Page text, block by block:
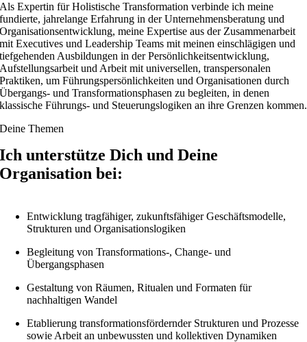
Als Expertin für Holistische Transformation verbinde ich meine
fundierte, jahrelange Erfahrung in der Unternehmensberatung und
Organisationsentwicklung, meine Expertise aus der Zusammenarbeit
mit Executives und Leadership Teams mit meinen einschlägigen und
tiefgehenden Ausbildungen in der Persönlichkeitsentwicklung,
Aufstellungsarbeit und Arbeit mit universellen, transpersonalen
Praktiken, um Führungspersönlichkeiten und Organisationen durch
Übergangs- und Transformationsphasen zu begleiten, in denen
klassische Führungs- und Steuerungslogiken an ihre Grenzen kommen.
Deine Themen
Ich unterstütze Dich und Deine
Organisation bei:
Entwicklung tragfähiger, zukunftsfähiger Geschäftsmodelle,
Strukturen und Organisationslogiken
Begleitung von Transformations-, Change- und
Übergangsphasen
Gestaltung von Räumen, Ritualen und Formaten für
nachhaltigen Wandel
Etablierung transformationsfördernder Strukturen und Prozesse
sowie Arbeit an unbewussten und kollektiven Dynamiken